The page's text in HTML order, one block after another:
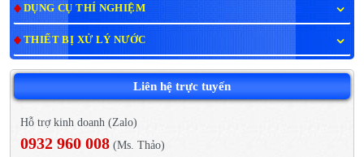
DỤNG CỤ THÍ NGHIỆM
THIẾT BỊ XỬ LÝ NƯỚC
Liên hệ trực tuyến
Hỗ trợ kinh doanh (Zalo)
0932 960 008 (Ms. Thảo)